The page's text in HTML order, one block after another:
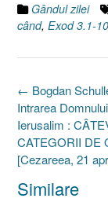
Gândul zilei
când, Exod 3.1-10
Post
navigation
← Bogdan
Intrarea
Ierusalim :
CATEGORII DE
[Cezareea, 21
Similare